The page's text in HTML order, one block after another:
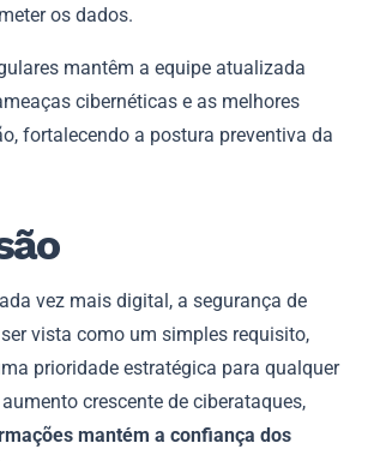
os dados.
mantêm a equipe atualizada
cibernéticas e as melhores
fortalecendo a postura preventiva da
vez mais digital, a segurança de
vista como um simples requisito,
prioridade estratégica para qualquer
crescente de ciberataques,
mantém a confiança dos